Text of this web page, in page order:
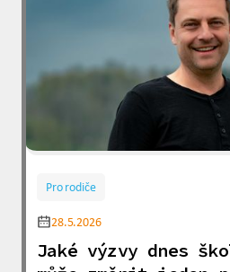
Pro rodiče
28.5.2026
Jaké výzvy dnes